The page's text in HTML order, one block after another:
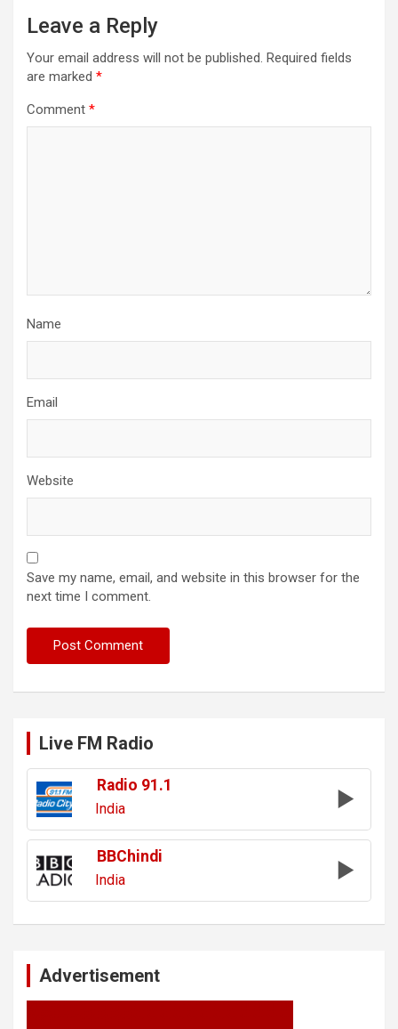
Leave a Reply
Your email address will not be published. Required fields
are marked *
Comment *
Name
Email
Website
Save my name, email, and website in this browser for the
next time I comment.
Live FM Radio
Radio 91.1
India
BBChindi
India
Advertisement